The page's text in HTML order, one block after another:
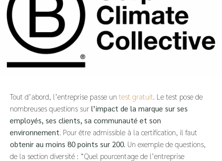
Tout d’abord, l’entreprise passe un test gratuit . Le test pose de
nombreuses questions sur l’impact de la marque sur ses
employés, ses clients, sa communauté et son
environnement . Pour être admissible à la certification, il faut
obtenir au moins 80 points sur 200. Un exemple de questions,
de la section diversité : “Quel pourcentage de l’entreprise